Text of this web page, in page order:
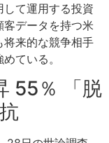
て運用する投資
データを持つ米
将来的な競争相手
ている。
55％ 「脱